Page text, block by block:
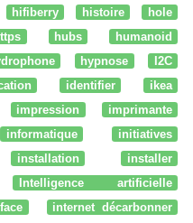
hifiberry histoire
hole
hubs
humanoid
hypnose
I2C
identifier
ikea
impression
imprimante
informatique
initiatives
installation
installer
Intelligence artificielle
internet décarbonner